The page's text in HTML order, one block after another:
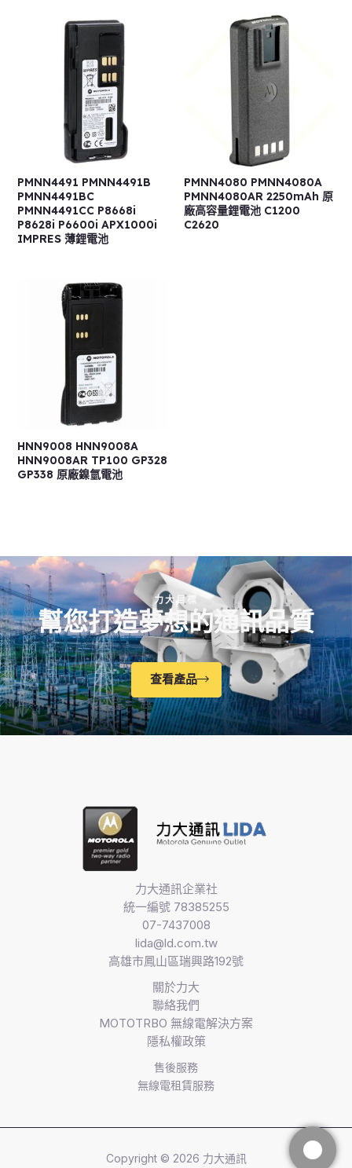
PMNN4491 PMNN4491B
PMNN4491BC
PMNN4491CC P8668i
P8628i P6600i APX1000i
IMPRES 薄鋰電池
PMNN4080 PMNN4080A
PMNN4080AR 2250mAh 原
廠高容量鋰電池 C1200
C2620
HNN9008 HNN9008A
HNN9008AR TP100 GP328
GP338 原廠鎳氫電池
力大目標
幫您打造夢想的通訊品質
查看產品
力大通訊企業社
統一編號 78385255
07-7437008
lida@ld.com.tw
高雄市鳳山區瑞興路192號
關於力大
聯絡我們
MOTOTRBO 無線電解決方案​
隱私權政策
售後服務
無線電租賃服務
Copyright © 2026 力大通訊